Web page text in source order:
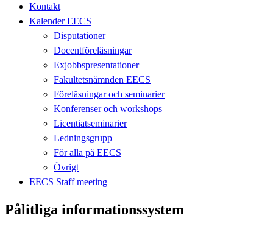
Kontakt
Kalender EECS
Disputationer
Docentföreläsningar
Exjobbspresentationer
Fakultetsnämnden EECS
Föreläsningar och seminarier
Konferenser och workshops
Licentiatseminarier
Ledningsgrupp
För alla på EECS
Övrigt
EECS Staff meeting
Pålitliga informationssystem